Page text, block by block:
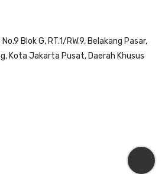
Blok G, RT.1/RW.9, Belakang Pasar,
Kota Jakarta Pusat, Daerah Khusus